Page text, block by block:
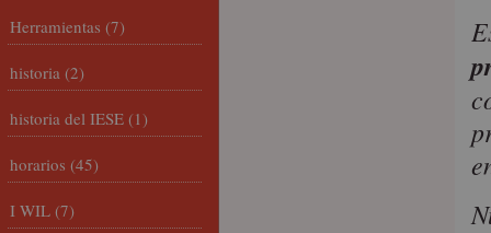
Herramientas (7)
historia (2)
historia del IESE (1)
horarios (45)
I WIL (7)